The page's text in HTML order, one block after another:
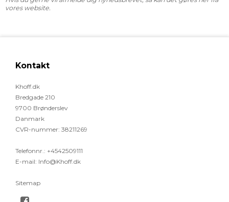
vores website.
Kontakt
Khoff.dk
Bredgade 210
9700 Brønderslev
Danmark
CVR-nummer: 38211269
Telefonnr. : +4542509111
E-mail: Info@Khoff.dk
Sitemap